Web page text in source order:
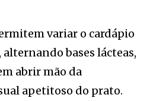
variar o cardápio
bases lácteas,
abrir mão da
apetitoso do prato.